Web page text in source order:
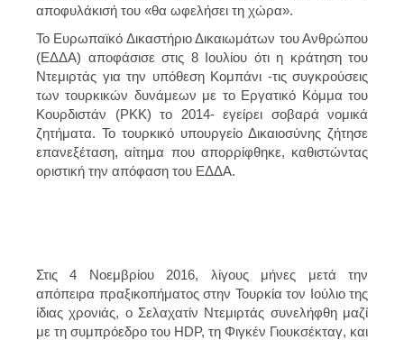
αποφυλάκισή του «θα ωφελήσει τη χώρα».
Το Ευρωπαϊκό Δικαστήριο Δικαιωμάτων του Ανθρώπου
(ΕΔΔΑ) αποφάσισε στις 8 Ιουλίου ότι η κράτηση του
Ντεμιρτάς για την υπόθεση Κομπάνι -τις συγκρούσεις
των τουρκικών δυνάμεων με το Εργατικό Κόμμα του
Κουρδιστάν (PKK) το 2014- εγείρει σοβαρά νομικά
ζητήματα. Το τουρκικό υπουργείο Δικαιοσύνης ζήτησε
επανεξέταση, αίτημα που απορρίφθηκε, καθιστώντας
οριστική την απόφαση του ΕΔΔΑ.
Στις 4 Νοεμβρίου 2016, λίγους μήνες μετά την
απόπειρα πραξικοπήματος στην Τουρκία τον Ιούλιο της
ίδιας χρονιάς, ο Σελαχατίν Ντεμιρτάς συνελήφθη μαζί
με τη συμπρόεδρο του HDP, τη Φιγκέν Γιουκσέκταγ, και